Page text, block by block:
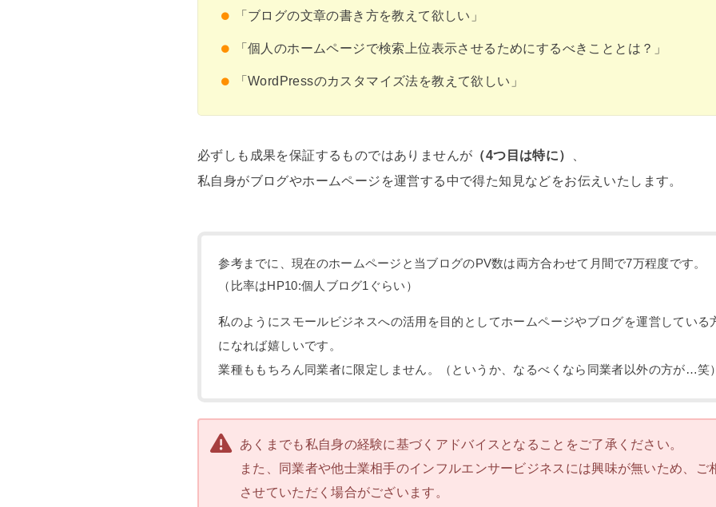
「ブログの文章の書き方を教えて欲しい」
「個人のホームページで検索上位表示させるためにするべきこととは？」
「WordPressのカスタマイズ法を教えて欲しい」
必ずしも成果を保証するものではありませんが （4つ目は特に）
私自身がブログやホームページを運営する中で得た知見などをお伝えいたします。
参考までに、現在のホームページと当ブログのPV数は両方合わせて月間で7万程度です。
（比率はHP10:個人ブログ1ぐらい）
私のようにスモールビジネスへの活用を目的としてホームページやブログを運営している
になれば嬉しいです。
業種ももちろん同業者に限定しません。（というか、なるべくなら同業者以外の方が…笑
あくまでも私自身の経験に基づくアドバイスとなることをご了承ください。
また、同業者や他士業相手のインフルエンサービジネスには興味が無いため、ご
させていただく場合がございます。